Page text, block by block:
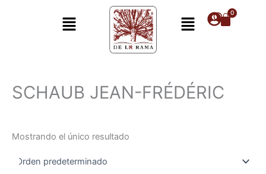
Menú Menú
SCHAUB JEAN-FRÉDÉRIC
Mostrando el único resultado